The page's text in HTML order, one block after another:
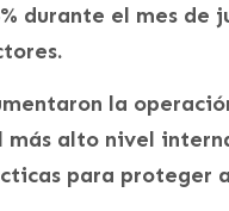
durante el mes
la
más alto nivel
para proteger